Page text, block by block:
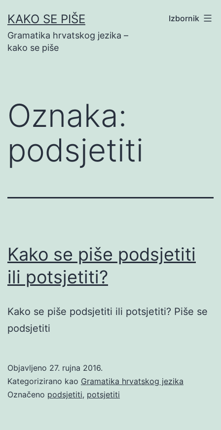
na
sadržaj
KAKO SE PIŠE
Gramatika hrvatskog jezika –
kako se piše
Izbornik
Oznaka:
podsjetiti
Kako se piše podsjetiti
ili potsjetiti?
Kako se piše podsjetiti ili potsjetiti? Piše se
podsjetiti
Objavljeno 27. rujna 2016.
Kategorizirano kao Gramatika hrvatskog jezika
Označeno podsjetiti, potsjetiti